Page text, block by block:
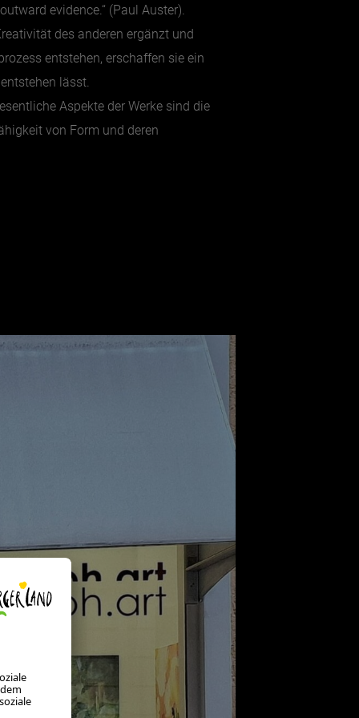
evidence.“ (Paul Auster).
des anderen ergänzt und
entstehen, erschaffen sie ein
lässt.
Aspekte der Werke sind die
von Form und deren